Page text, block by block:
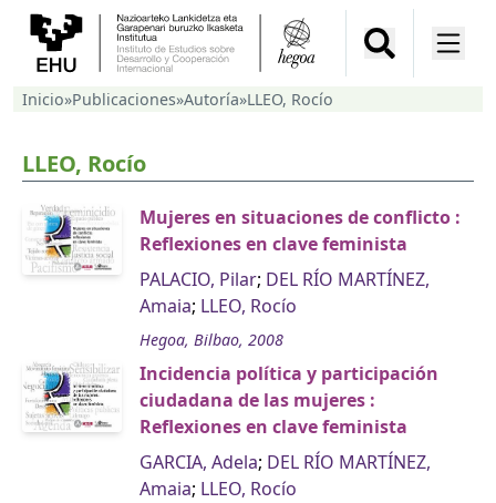
Inicio»Publicaciones»Autoría»LLEO, Rocío
LLEO, Rocío
Mujeres en situaciones de conflicto :
Reflexiones en clave feminista
PALACIO, Pilar; DEL RÍO MARTÍNEZ,
Amaia; LLEO, Rocío
Hegoa, Bilbao, 2008
Incidencia política y participación
ciudadana de las mujeres :
Reflexiones en clave feminista
GARCIA, Adela; DEL RÍO MARTÍNEZ,
Amaia; LLEO, Rocío